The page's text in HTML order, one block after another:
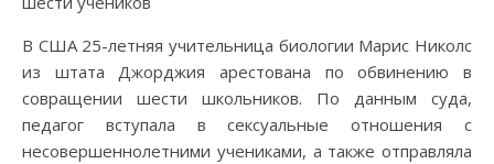
В США 25-летняя учительница биологии Марис Николс
из штата Джорджия арестована по обвинению в
совращении шести школьников. По данным суда,
педагог вступала в сексуальные отношения с
несовершеннолетними учениками, а также отправляла